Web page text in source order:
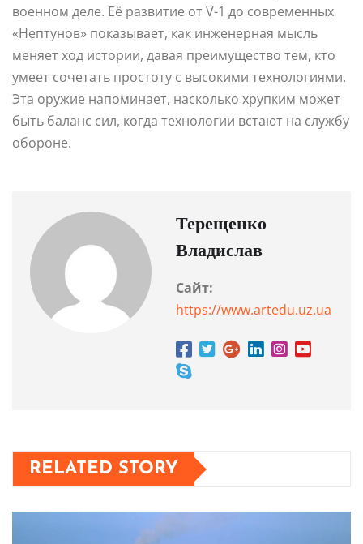
военном деле. Её развитие от V-1 до современных
«Нептунов» показывает, как инженерная мысль
меняет ход истории, давая преимущество тем, кто
умеет сочетать простоту с высокими технологиями.
Эта оружие напоминает, насколько хрупким может
быть баланс сил, когда технологии встают на службу
обороне.
Терещенко
Владислав
Сайт:
https://www.artedu.uz.ua
RELATED STORY